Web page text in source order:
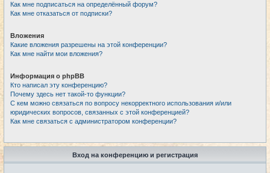
Как мне подписаться на определённый форум?
Как мне отказаться от подписки?
Вложения
Какие вложения разрешены на этой конференции?
Как мне найти мои вложения?
Информация о phpBB
Кто написал эту конференцию?
Почему здесь нет такой-то функции?
С кем можно связаться по вопросу некорректного использования и/или
юридических вопросов, связанных с этой конференцией?
Как мне связаться с администратором конференции?
Вход на конференцию и регистрация